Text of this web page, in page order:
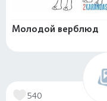
Молодой верблюд
540